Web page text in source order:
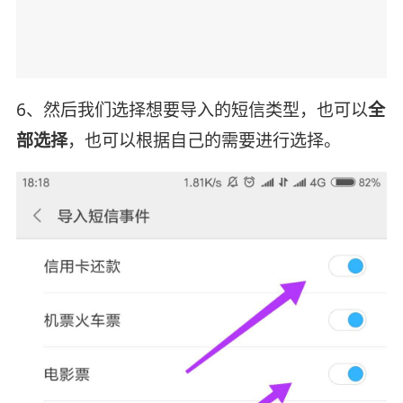
6、然后我们选择想要导入的短信类型，也可以全
部选择，也可以根据自己的需要进行选择。